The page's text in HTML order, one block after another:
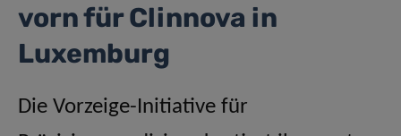
vorn für Clinnova in
Luxemburg
Die Vorzeige-Initiative für